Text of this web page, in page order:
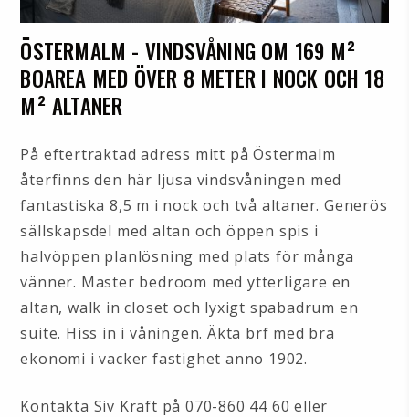
ÖSTERMALM - VINDSVÅNING OM 169 M²
BOAREA MED ÖVER 8 METER I NOCK OCH 18
M² ALTANER
På eftertraktad adress mitt på Östermalm
återfinns den här ljusa vindsvåningen med
fantastiska 8,5 m i nock och två altaner. Generös
sällskapsdel med altan och öppen spis i
halvöppen planlösning med plats för många
vänner. Master bedroom med ytterligare en
altan, walk in closet och lyxigt spabadrum en
suite. Hiss in i våningen. Äkta brf med bra
ekonomi i vacker fastighet anno 1902.
Kontakta Siv Kraft på 070-860 44 60 eller